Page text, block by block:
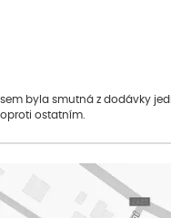
byla smutná z dodávky
ostatním.